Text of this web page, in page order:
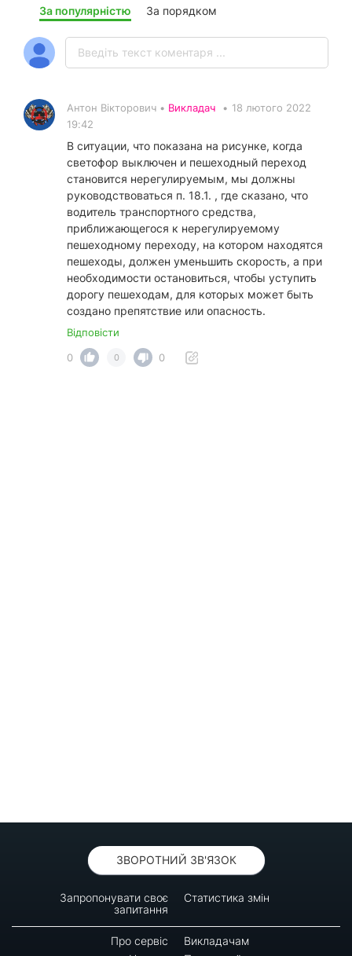
За популярністю За порядком
Антон Вікторович • Викладач • 18 лютого 2022
19:42
В ситуации, что показана на рисунке, когда
светофор выключен и пешеходный переход
становится нерегулируемым, мы должны
руководствоваться п. 18.1. , где сказано, что
водитель транспортного средства,
приближающегося к нерегулируемому
пешеходному переходу, на котором находятся
пешеходы, должен уменьшить скорость, а при
необходимости остановиться, чтобы уступить
дорогу пешеходам, для которых может быть
создано препятствие или опасность.
Відповісти
0
0 0
ЗВОРОТНИЙ ЗВ'ЯЗОК
Запропонувати своє
запитання
Статистика змін
Про сервіс
Викладачам